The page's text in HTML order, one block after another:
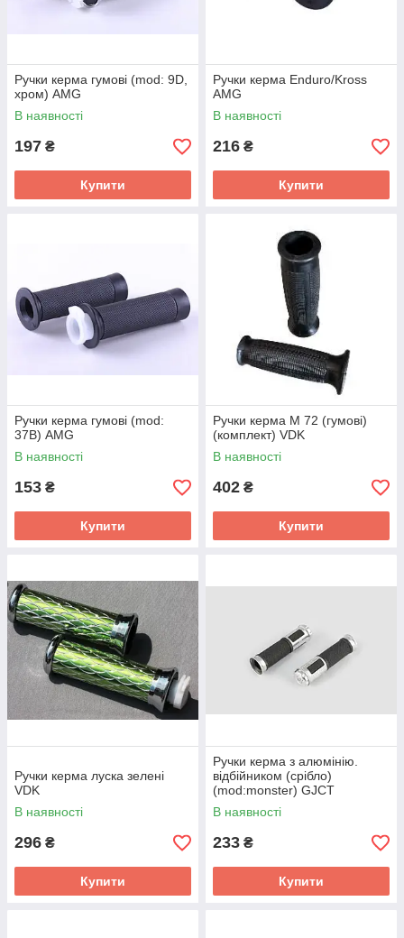
Ручки керма гумові (mod: 9D,
хром) AMG
В наявності
197 ₴
Купити
Ручки керма Enduro/Kross
AMG
В наявності
216 ₴
Купити
Ручки керма гумові (mod:
37B) AMG
В наявності
153 ₴
Купити
Ручки керма М 72 (гумові)
(комплект) VDK
В наявності
402 ₴
Купити
Ручки керма луска зелені
VDK
В наявності
296 ₴
Купити
Ручки керма з алюмінію.
відбійником (срібло)
(mod:monster) GJCT
В наявності
233 ₴
Купити